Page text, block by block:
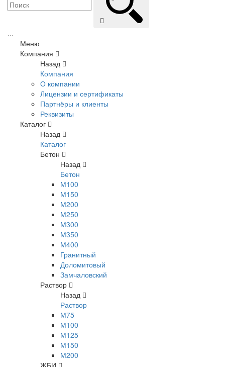
...
Меню
Компания
Назад
Компания
О компании
Лицензии и сертификаты
Партнёры и клиенты
Реквизиты
Каталог
Назад
Каталог
Бетон
Назад
Бетон
М100
М150
М200
М250
М300
М350
М400
Гранитный
Доломитовый
Замчаловский
Раствор
Назад
Раствор
М75
М100
М125
М150
М200
ЖБИ